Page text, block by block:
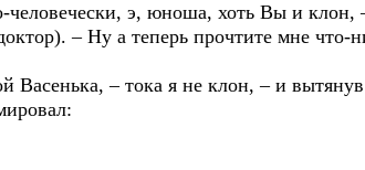
э, юноша, хоть Вы и клон,
– Ну а теперь прочтите мне что-
Васенька, – тока я не клон, – и